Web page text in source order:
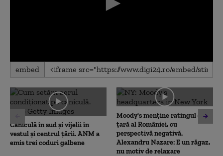
0
seconds
0
seconds
embed
Caniculă în sud și vijelii în
vestul și centrul țării. ANM a
emis trei coduri galbene
Moody's menține ratingul de
țară al României, cu
perspectivă negativă.
Alexandru Nazare: E un răgaz,
nu motiv de relaxare